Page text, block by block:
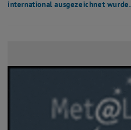
international ausgezeichnet wurde.